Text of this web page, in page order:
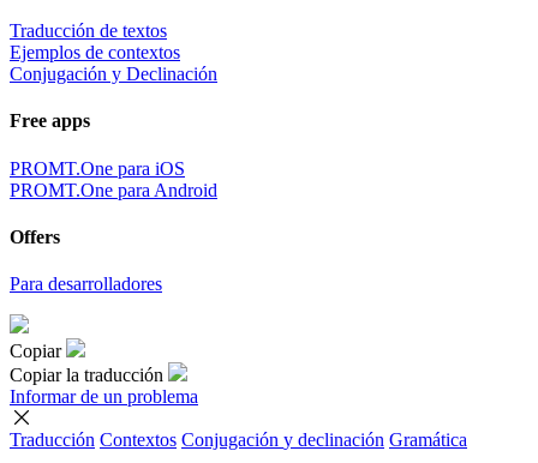
Traducción de textos
Ejemplos de contextos
Conjugación y Declinación
Free apps
PROMT.One para iOS
PROMT.One para Android
Offers
Para desarrolladores
Copiar
Copiar la traducción
Informar de un problema
Traducción Contextos Conjugación y declinación Gramática